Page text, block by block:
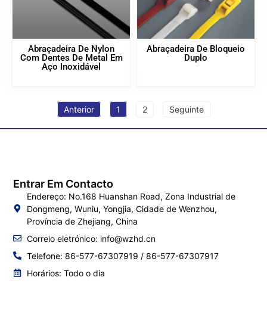
Abraçadeira De Nylon
Com Dentes De Metal Em
Aço Inoxidável
Abraçadeira De Bloqueio
Duplo
Anterior 1 2 Seguinte
Entrar Em Contacto
Endereço: No.168 Huanshan Road, Zona Industrial de
Dongmeng, Wuniu, Yongjia, Cidade de Wenzhou,
Província de Zhejiang, China
Correio eletrónico: info@wzhd.cn
Telefone: 86-577-67307919 / 86-577-67307917
Horários: Todo o dia